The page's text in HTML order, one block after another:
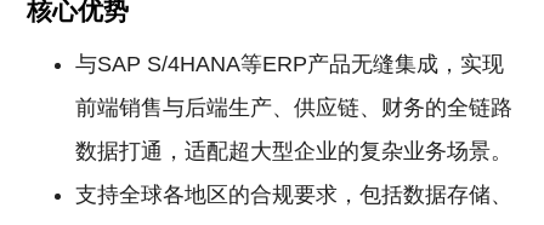
核心优势
与SAP S/4HANA等ERP产品无缝集成，实现
前端销售与后端生产、供应链、财务的全链路
数据打通，适配超大型企业的复杂业务场景。
支持全球各地区的合规要求，包括数据存储、